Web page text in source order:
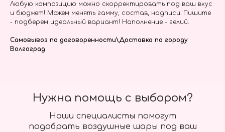
Любую композицию можно скорректировать под ваш вкус
и бюджет! Можем менять гамму, состав, надписи. Пишите
- подберем идеальный вариант! Наполнение - гелий.
Самовывоз по договоренности\Доставка по городу
Волгоград
Наши специалисты помогут
подобрать воздушные шары под ваш
Нужна помощь с выбором?